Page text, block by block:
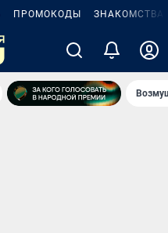
ПРОМОКОДЫ ЗНАКОМСТВА